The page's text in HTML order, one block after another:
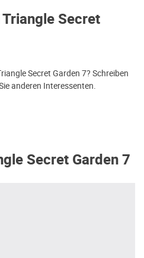
Secret
Secret Garden 7? Schreiben
anderen Interessenten.
Secret Garden 7